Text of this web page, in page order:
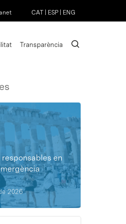
CAT ESP ENG
Transparència search
responsables en
2026